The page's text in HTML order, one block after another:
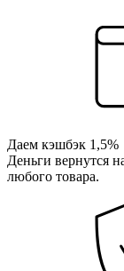
Даем кэшбэк 1,5%
Деньги вернутся
любого товара.